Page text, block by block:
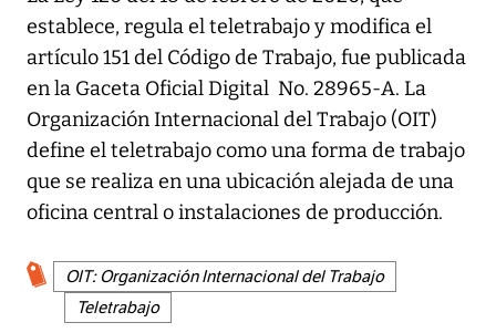
establece, regula el teletrabajo y modifica el
artículo 151 del Código de Trabajo, fue publicada
en la Gaceta Oficial Digital No. 28965-A. La
Organización Internacional del Trabajo (OIT)
define el teletrabajo como una forma de trabajo
que se realiza en una ubicación alejada de una
oficina central o instalaciones de producción.
OIT: Organización Internacional del Trabajo
Teletrabajo